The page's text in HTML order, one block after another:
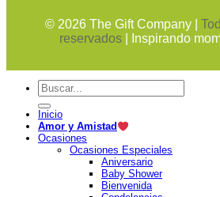
© 2026The Gift Company |
reservados
| Inspirando
Buscar
por:
Inicio
Amor y Amistad
Ocasiones
Ocasiones Especiales
Aniversario
Baby Shower
Bienvenida